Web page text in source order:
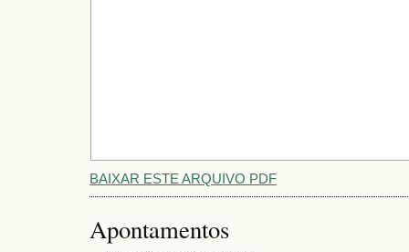
BAIXAR ESTE ARQUIVO PDF
Apontamentos